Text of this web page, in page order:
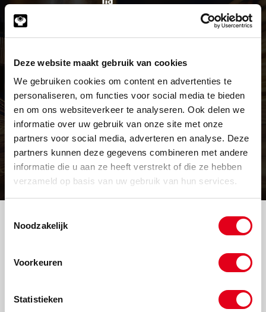
Deze website maakt gebruik van cookies
We gebruiken cookies om content en advertenties te
personaliseren, om functies voor social media te bieden
en om ons websiteverkeer te analyseren. Ook delen we
informatie over uw gebruik van onze site met onze
partners voor social media, adverteren en analyse. Deze
partners kunnen deze gegevens combineren met andere
informatie die u aan ze heeft verstrekt of die ze hebben
verzameld op basis van uw gebruik van hun services.
Noodzakelijk
Voorkeuren
Statistieken
Vrijwel alles op voorraad
Prijs op maat
Volgende werkdag in huis
Vacatures
Contact